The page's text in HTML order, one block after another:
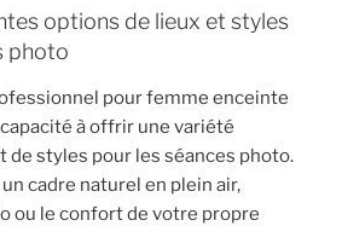
options de lieux et styles
photo
pour femme enceinte
à offrir une variété
de styles pour les séances photo.
cadre naturel en plein air,
ou le confort de votre propre